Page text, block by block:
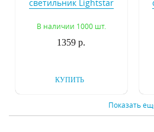
светильник Lightstar
В наличии 1000 шт.
1359 р.
КУПИТЬ
Показать